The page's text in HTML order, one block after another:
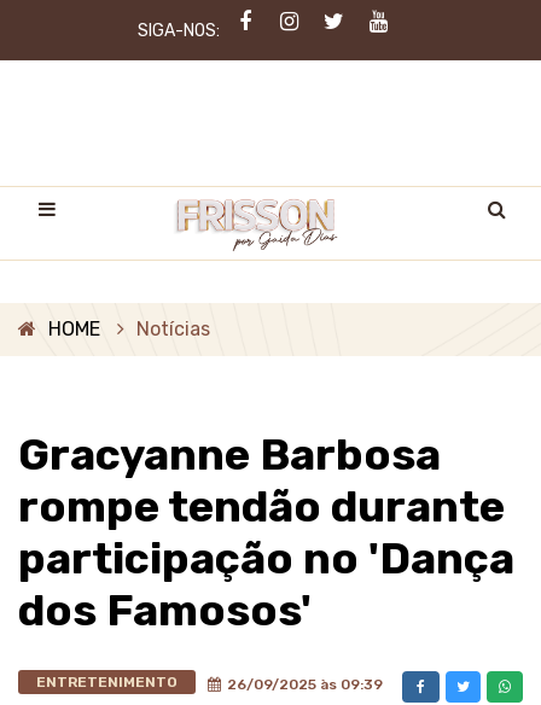
SIGA-NOS:
HOME Notícias
Gracyanne Barbosa
rompe tendão durante
participação no 'Dança
dos Famosos'
ENTRETENIMENTO 26/09/2025 às 09:39